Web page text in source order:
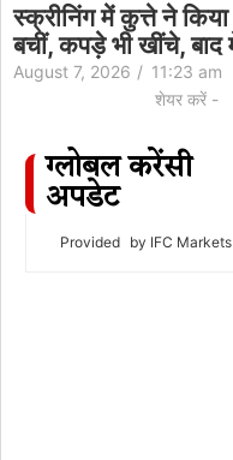
स्क्रीनिंग में कुत्ते ने
बचीं, कपड़े भी खींचे,
August 7, 2026 / 11:23 am
शेयर करें -
ग्लोबल करेंसी
अपडेट
Provided by IFC Markets